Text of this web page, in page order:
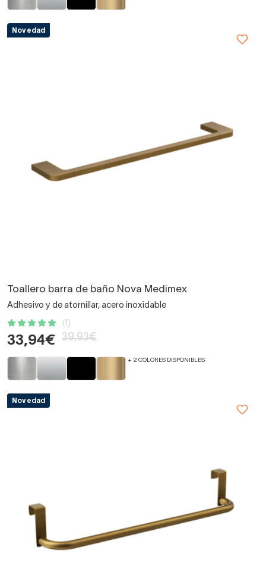
Novedad
Toallero barra de baño Nova Medimex
Adhesivo y de atornillar, acero inoxidable
(1)
33,94€ 39,93€
+ 2 COLORES DISPONIBLES
Novedad